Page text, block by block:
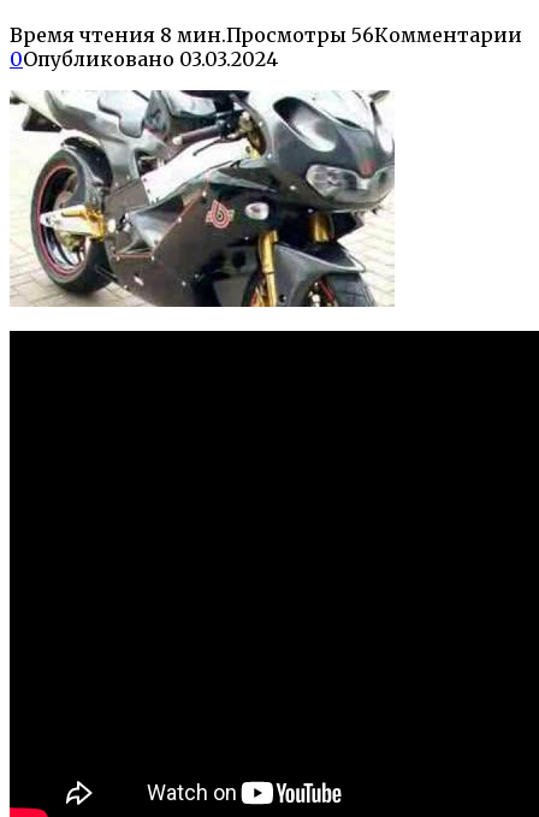
Время чтения 8 мин.Просмотры 56Комментарии
0Опубликовано 03.03.2024